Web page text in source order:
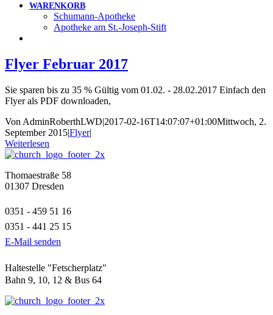
WAREN­KORB
Schu­mann-Apo­theke
Apo­theke am St.-Joseph-Stift
Flyer Februar 2017
Sie sparen bis zu 35 % Gültig vom 01.02. - 28.02.2017 Einfach den
Flyer als PDF downloaden,
Von AdminRoberthLWD|2017-02-16T14:07:07+01:00Mittwoch, 2.
September 2015|Flyer|
Weiterlesen
Thomaestraße 58
01307 Dresden
0351 - 459 51 16
0351 - 441 25 15
E-Mail senden
Haltestelle "Fetscherplatz"
Bahn 9, 10, 12 & Bus 64